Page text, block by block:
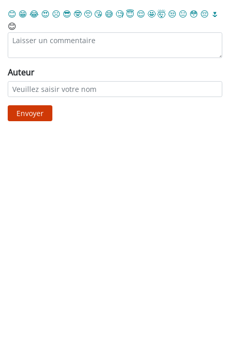
😊 😁 😂 😍 ☹️ 😎 🤓 🥺 😘 😅 🧐 😇 😌 🤩🤯 😒 😐 😳 😔 🌷
😊
Auteur
Envoyer